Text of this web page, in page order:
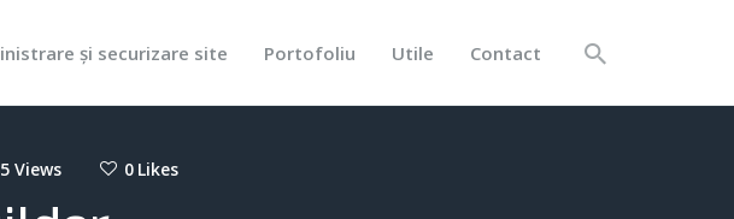
și securizare site Portofoliu Utile Contact
Views 0 Likes